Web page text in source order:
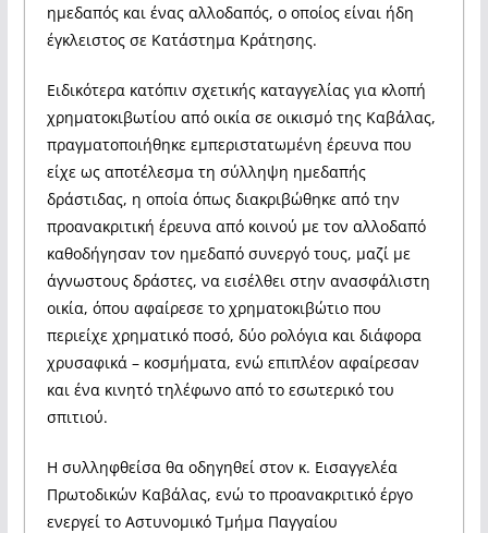
ημεδαπός και ένας αλλοδαπός, ο οποίος είναι ήδη
έγκλειστος σε Κατάστημα Κράτησης.
Ειδικότερα κατόπιν σχετικής καταγγελίας για κλοπή
χρηματοκιβωτίου από οικία σε οικισμό της Καβάλας,
πραγματοποιήθηκε εμπεριστατωμένη έρευνα που
είχε ως αποτέλεσμα τη σύλληψη ημεδαπής
δράστιδας, η οποία όπως διακριβώθηκε από την
προανακριτική έρευνα από κοινού με τον αλλοδαπό
καθοδήγησαν τον ημεδαπό συνεργό τους, μαζί με
άγνωστους δράστες, να εισέλθει στην ανασφάλιστη
οικία, όπου αφαίρεσε το χρηματοκιβώτιο που
περιείχε χρηματικό ποσό, δύο ρολόγια και διάφορα
χρυσαφικά – κοσμήματα, ενώ επιπλέον αφαίρεσαν
και ένα κινητό τηλέφωνο από το εσωτερικό του
σπιτιού.
Η συλληφθείσα θα οδηγηθεί στον κ. Εισαγγελέα
Πρωτοδικών Καβάλας, ενώ το προανακριτικό έργο
ενεργεί το Αστυνομικό Τμήμα Παγγαίου